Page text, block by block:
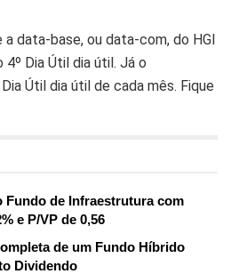
data-base, ou data-com, do HGI
Dia Útil dia útil. Já o
Útil dia útil de cada mês. Fique
Fundo de Infraestrutura com
e P/VP de 0,56
de um Fundo Híbrido
Dividendo